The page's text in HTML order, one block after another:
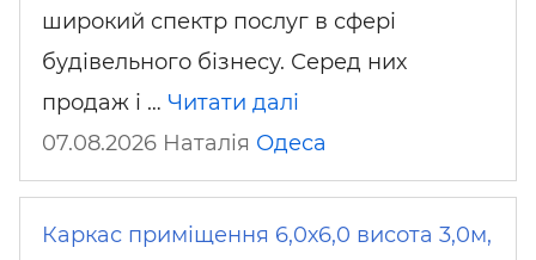
широкий спектр послуг в сфері
будівельного бізнесу. Серед них
продаж і … Читати далі
07.08.2026 Наталія Одеса
Каркас приміщення 6,0х6,0 висота 3,0м,